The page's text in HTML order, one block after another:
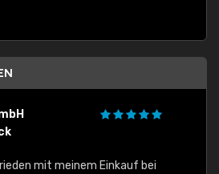
mit meinem Einkauf bei